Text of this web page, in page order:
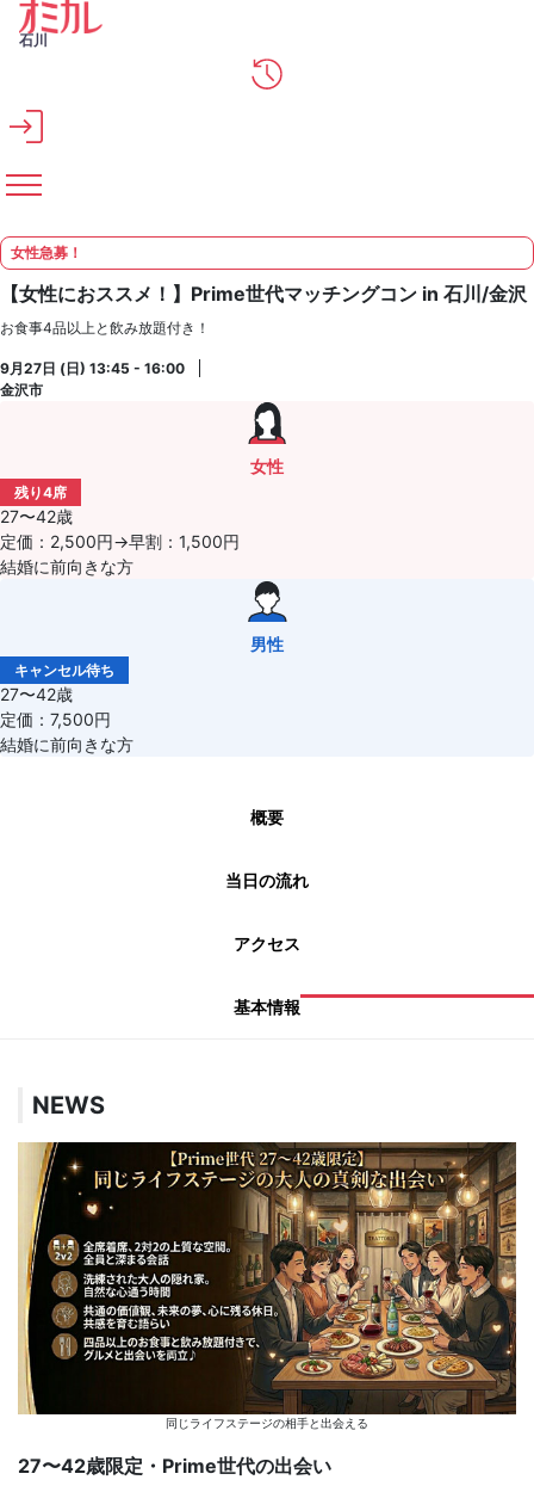
メインコンテンツへスキップ
石川
女性急募！
【女性におススメ！】Prime世代マッチングコン in 石川/金沢
お食事4品以上と飲み放題付き！
9月27日 (日) 13:45 - 16:00
金沢市
女性
残り4席
27〜42歳
定価：2,500円→早割：1,500円
結婚に前向きな方
男性
キャンセル待ち
27〜42歳
定価：7,500円
結婚に前向きな方
概要
当日の流れ
アクセス
基本情報
NEWS
同じライフステージの相手と出会える
27〜42歳限定・Prime世代の出会い